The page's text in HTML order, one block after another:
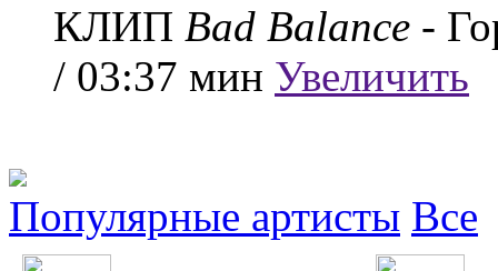
КЛИП Bad Balance -
/ 03:37 мин Увеличить
Популярные артисты Все